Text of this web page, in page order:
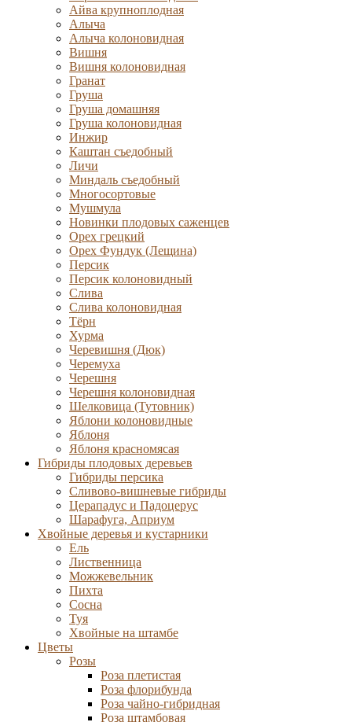
Айва крупноплодная
Алыча
Алыча колоновидная
Вишня
Вишня колоновидная
Гранат
Груша
Груша домашняя
Груша колоновидная
Инжир
Каштан съедобный
Личи
Миндаль съедобный
Многосортовые
Мушмула
Новинки плодовых саженцев
Орех грецкий
Орех Фундук (Лещина)
Персик
Персик колоновидный
Слива
Слива колоновидная
Тёрн
Хурма
Черевишня (Дюк)
Черемуха
Черешня
Черешня колоновидная
Шелковица (Тутовник)
Яблони колоновидные
Яблоня
Яблоня красномясая
Гибриды плодовых деревьев
Гибриды персика
Сливово-вишневые гибриды
Церападус и Падоцерус
Шарафуга, Априум
Хвойные деревья и кустарники
Ель
Лиственница
Можжевельник
Пихта
Сосна
Туя
Хвойные на штамбе
Цветы
Розы
Роза плетистая
Роза флорибунда
Роза чайно-гибридная
Роза штамбовая